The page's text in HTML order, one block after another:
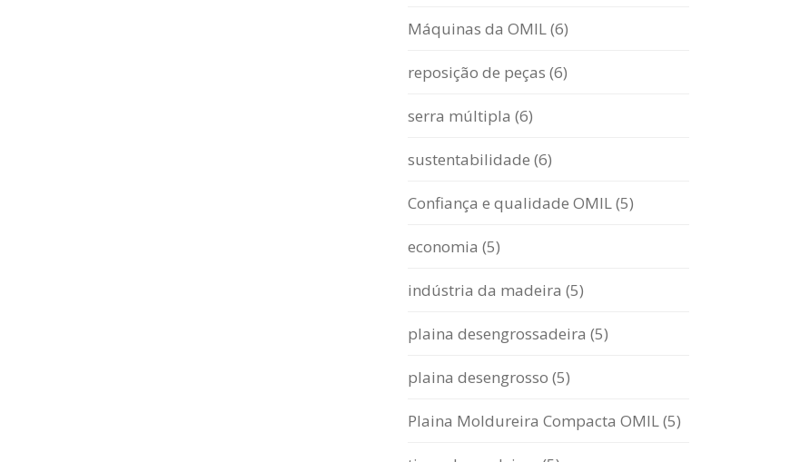
Máquinas da OMIL (6)
reposição de peças (6)
serra múltipla (6)
sustentabilidade (6)
Confiança e qualidade OMIL (5)
economia (5)
indústria da madeira (5)
plaina desengrossadeira (5)
plaina desengrosso (5)
Plaina Moldureira Compacta OMIL (5)